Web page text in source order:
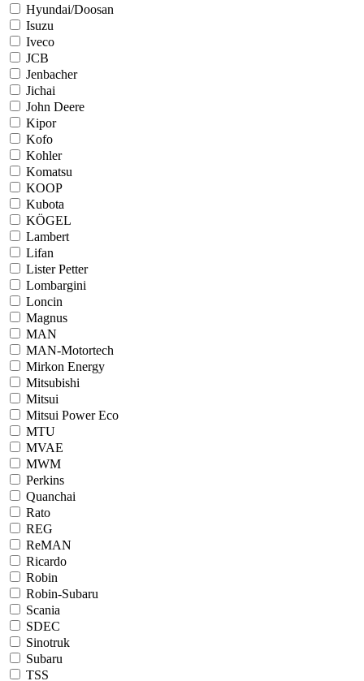
Hyundai/Doosan
Isuzu
Iveco
JCB
Jenbacher
Jichai
John Deere
Kipor
Kofo
Kohler
Komatsu
KOOP
Kubota
KÖGEL
Lambert
Lifan
Lister Petter
Lombargini
Loncin
Magnus
MAN
MAN-Motortech
Mirkon Energy
Mitsubishi
Mitsui
Mitsui Power Eco
MTU
MVAE
MWM
Perkins
Quanchai
Rato
REG
ReMAN
Ricardo
Robin
Robin-Subaru
Scania
SDEC
Sinotruk
Subaru
TSS